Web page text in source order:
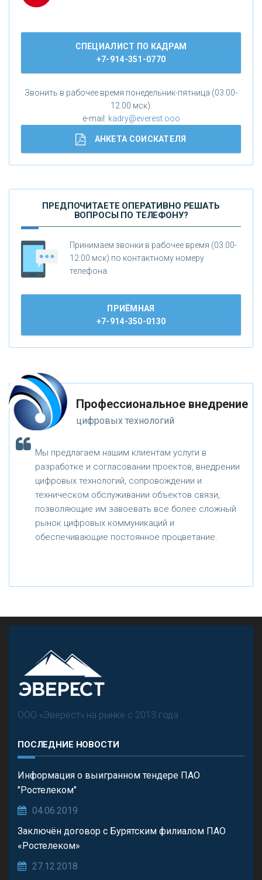
СПЕЦИАЛИСТ ПО КАДРАМ
+7-914-351-0770
Звонить в рабочее время понедельник-пятница (03.00-
12.00 мск).
e-mail: kadry@everest.ooo
АНКЕТА СОИСКАТЕЛЯ
ПРЕДПОЧИТАЕТЕ ОПЕРАТИВНО РЕШАТЬ
ВОПРОСЫ ПО ТЕЛЕФОНУ?
Принимаем звонки в рабочее время (03.00-
12.00 мск) по контактному номеру
телефона.
ПРИЁМНАЯ
+7-914-350-0130
Профессиональное внедрение
цифровых технологий
Мы предлагаем нашим клиентам услуги в
разработке и согласовании проектов, внедрении
цифровых технологий, сопровождении и
техническом обслуживании объектов связи,
позволяющие им завоевать все более сложный
рынок цифровых коммуникаций и
обеспечивающие постоянное процветание.
ООО «Эверест» на рынке с 2013 года
ПОСЛЕДНИЕ НОВОСТИ
Информация о выигранном тендере ПАО
"Ростелеком"
04.06.2019
Заключён договор с Бурятским филиалом ПАО
«Ростелеком»
27.12.2018